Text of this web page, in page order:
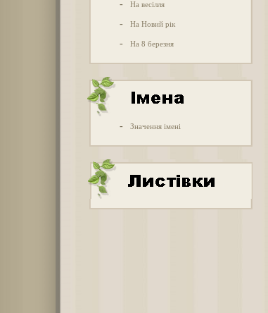
- На весілля
- На Новий рік
- На 8 березня
- Значення імені